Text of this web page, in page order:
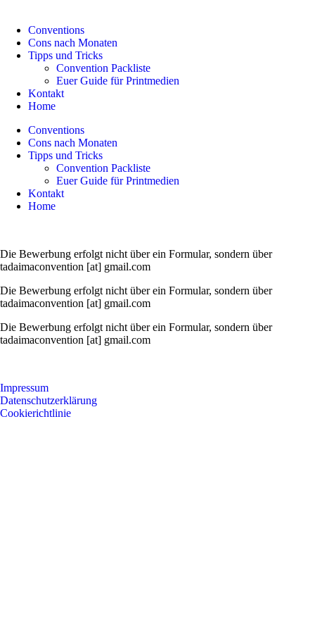
Conventions
Cons nach Monaten
Tipps und Tricks
Convention Packliste
Euer Guide für Printmedien
Kontakt
Home
Conventions
Cons nach Monaten
Tipps und Tricks
Convention Packliste
Euer Guide für Printmedien
Kontakt
Home
Die Bewerbung erfolgt nicht über ein Formular, sondern über
tadaimaconvention [at] gmail.com
Die Bewerbung erfolgt nicht über ein Formular, sondern über
tadaimaconvention [at] gmail.com
Die Bewerbung erfolgt nicht über ein Formular, sondern über
tadaimaconvention [at] gmail.com
Impressum
Datenschutzerklärung
Cookierichtlinie